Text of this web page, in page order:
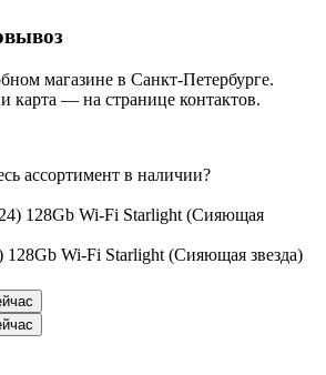
магазине в Санкт-Петербурге.
карта — на странице контактов.
ассортимент в наличии?
128Gb Wi-Fi Starlight (Сияющая звезда)